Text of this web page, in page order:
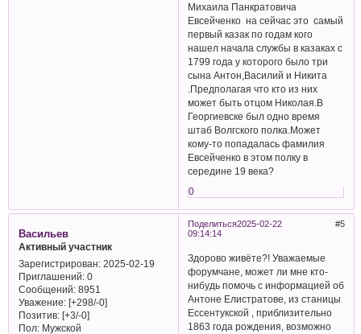
Михаила Панкратовича
Евсейченко на сейчас это самый
первый казак по годам кого
нашел начала службы в казаках с
1799 года у которого было три
сына Антон,Василий и Никита
.Предполагая что кто из них
может быть отцом Николая.В
Георгиевске был одно время
штаб Волгского полка.Может
кому-то попадалась фамилия
Евсейченко в этом полку в
середине 19 века?
0
Поделиться 5
2025-02-22
09:14:14
Васильев
Активный участник
Зарегистрирован: 2025-02-19
Приглашений:0
Сообщений:8951
Уважение: [+298/-0]
Позитив: [+3/-0]
Пол:Мужской
Здорово живёте?! Уважаемые
форумчане, может ли мне кто-
нибудь помочь с информацией об
Антоне Елистратове, из станицы
Ессентукской , приблизительно
1863 года рождения, возможно